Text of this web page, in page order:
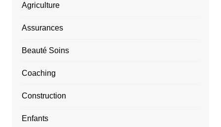
Agriculture
Assurances
Beauté Soins
Coaching
Construction
Enfants